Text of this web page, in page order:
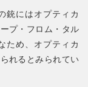
銃にはオプティカ
プ・フロム・タル
ため、オプティカ
れるとみられてい